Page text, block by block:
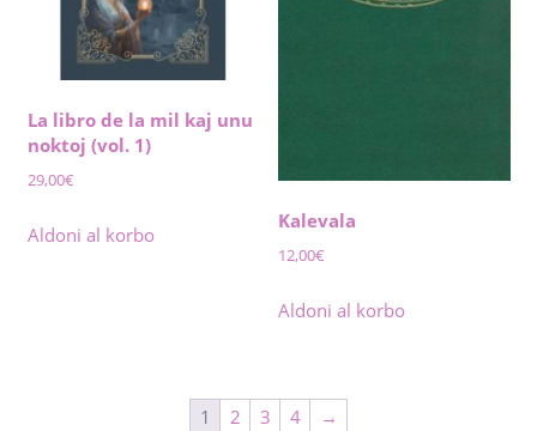
La libro de la mil kaj unu
noktoj (vol. 1)
29,00€
Aldoni al korbo
Kalevala
12,00€
Aldoni al korbo
1 2 3 4 →